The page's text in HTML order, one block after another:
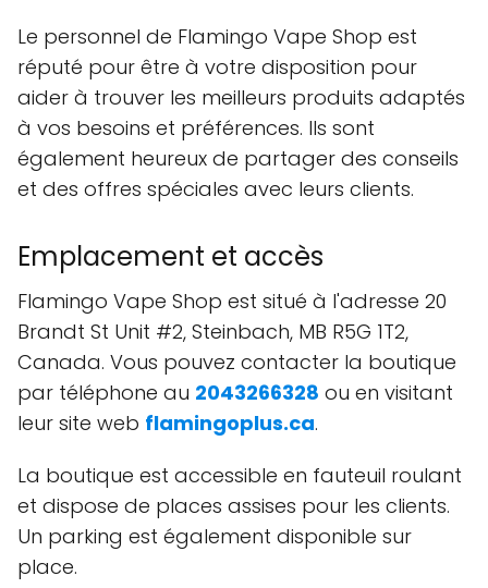
Le personnel de Flamingo Vape Shop est
réputé pour être à votre disposition pour
aider à trouver les meilleurs produits adaptés
à vos besoins et préférences. Ils sont
également heureux de partager des conseils
et des offres spéciales avec leurs clients.
Emplacement et accès
Flamingo Vape Shop est situé à l'adresse 20
Brandt St Unit #2, Steinbach, MB R5G 1T2,
Canada. Vous pouvez contacter la boutique
par téléphone au 2043266328 ou en visitant
leur site web flamingoplus.ca.
La boutique est accessible en fauteuil roulant
et dispose de places assises pour les clients.
Un parking est également disponible sur
place.